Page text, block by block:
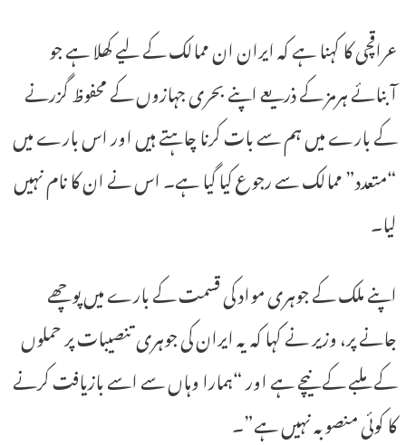
عراقچی کا کہنا ہے کہ ایران ان ممالک کے لیے کھلا ہے جو
آبنائے ہرمز کے ذریعے اپنے بحری جہازوں کے محفوظ گزرنے
کے بارے میں ہم سے بات کرنا چاہتے ہیں اور اس بارے میں
“متعدد” ممالک سے رجوع کیا گیا ہے۔ اس نے ان کا نام نہیں
لیا۔
اپنے ملک کے جوہری مواد کی قسمت کے بارے میں پوچھے
جانے پر، وزیر نے کہا کہ یہ ایران کی جوہری تنصیبات پر حملوں
کے ملبے کے نیچے ہے اور “ہمارا وہاں سے اسے بازیافت کرنے
کا کوئی منصوبہ نہیں ہے”۔